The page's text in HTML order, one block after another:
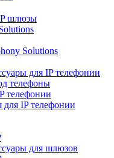
шлюзы
Solutions
для IP телефонии
телефоны
телефонии
для IP телефонии
для шлюзов